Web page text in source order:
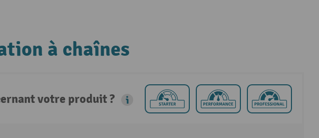
à chaînes
votre produit ?